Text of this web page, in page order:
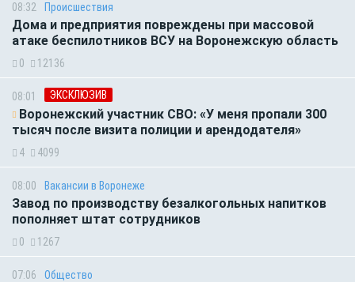
08:32 Происшествия
Дома и предприятия повреждены при массовой
атаке беспилотников ВСУ на Воронежскую область
0 12136
08:01 ЭКСКЛЮЗИВ
Воронежский участник СВО: «У меня пропали 300
тысяч после визита полиции и арендодателя»
4 4099
08:00 Вакансии в Воронеже
Завод по производству безалкогольных напитков
пополняет штат сотрудников
0 1267
07:06 Общество